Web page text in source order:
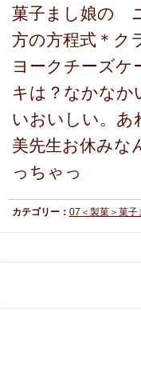
菓子まし娘の
方の方程式＊ク
ヨークチーズケ
キは？なかな
いおいしい。あ
美先生お休みな
っちゃっ
カテゴリー： 07＜製菓＞菓子